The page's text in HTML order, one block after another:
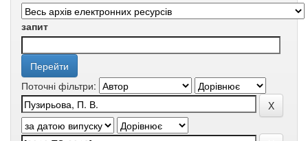
запит
Поточні фільтри: